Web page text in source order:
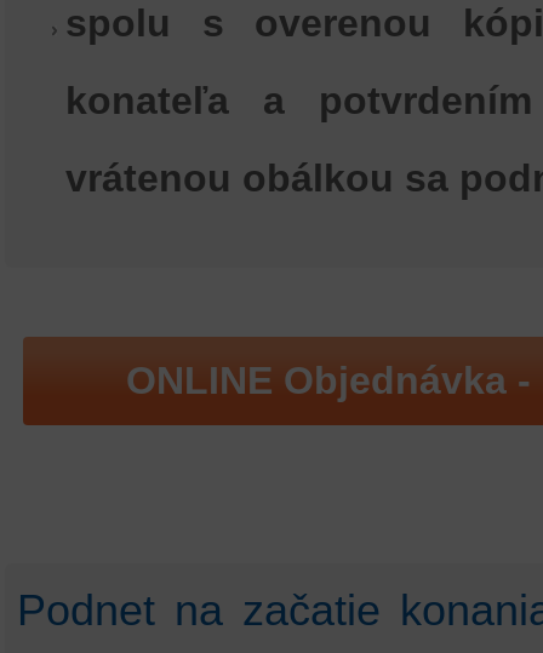
spolu s overenou
konateľa a
vrátenou obálkou sa
ONLINE Objednávka -
Podnet na začatie